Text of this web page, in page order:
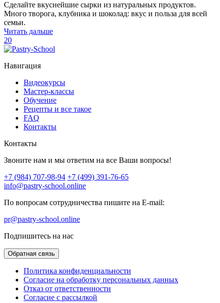
Сделайте вкуснейшие сырки из натуральных продуктов.
Много творога, клубника и шоколад: вкус и польза для всей
семьи.
Читать дальше
20
Навигация
Видеокурсы
Мастер-классы
Обучение
Рецепты и все такое
FAQ
Контакты
Контакты
Звоните нам и мы ответим на все Ваши вопросы!
+7 (984) 707-98-94 +7 (499) 391-76-65
info@pastry-school.online
По вопросам сотрудничества пишите на E-mail:
pr@pastry-school.online
Подпишитесь на нас
Обратная связь
Политика конфиденциальности
Согласие на обработку персональных данных
Отказ от ответственности
Согласие с рассылкой